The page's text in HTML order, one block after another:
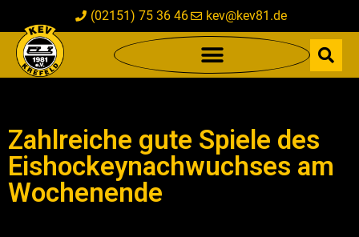
(02151) 75 36 46 kev@kev81.de
Zahlreiche gute Spiele des
Eishockeynachwuchses am
Wochenende